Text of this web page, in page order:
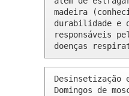
madeira
durabilidade e
responsáveis
doenças
Desinsetização
Domingos de